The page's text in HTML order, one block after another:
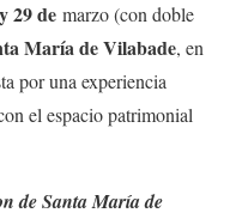
29 de marzo (con doble
María de Vilabade, en
por una experiencia
el espacio patrimonial
de Santa María de